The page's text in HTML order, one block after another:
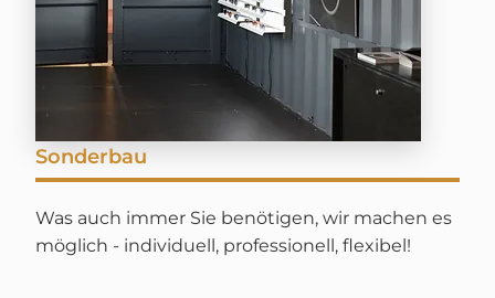
Sonderbau
Was auch immer Sie benötigen, wir machen es
möglich - individuell, professionell, flexibel!